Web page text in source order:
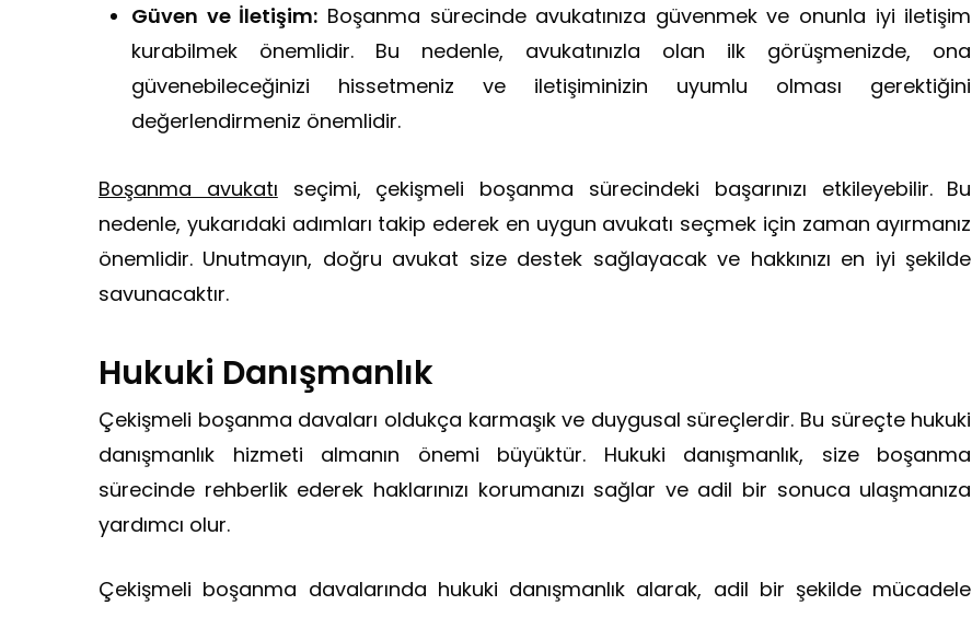
Güven ve İletişim: Boşanma sürecinde avukatınıza güvenmek ve onunla iyi iletişim
kurabilmek önemlidir. Bu nedenle, avukatınızla olan ilk görüşmenizde, ona
güvenebileceğinizi hissetmeniz ve iletişiminizin uyumlu olması gerektiğini
değerlendirmeniz önemlidir.
Boşanma avukatı seçimi, çekişmeli boşanma sürecindeki başarınızı etkileyebilir. Bu
nedenle, yukarıdaki adımları takip ederek en uygun avukatı seçmek için zaman ayırmanız
önemlidir. Unutmayın, doğru avukat size destek sağlayacak ve hakkınızı en iyi şekilde
savunacaktır.
Hukuki Danışmanlık
Çekişmeli boşanma davaları oldukça karmaşık ve duygusal süreçlerdir. Bu süreçte hukuki
danışmanlık hizmeti almanın önemi büyüktür. Hukuki danışmanlık, size boşanma
sürecinde rehberlik ederek haklarınızı korumanızı sağlar ve adil bir sonuca ulaşmanıza
yardımcı olur.
Çekişmeli boşanma davalarında hukuki danışmanlık alarak, adil bir şekilde mücadele